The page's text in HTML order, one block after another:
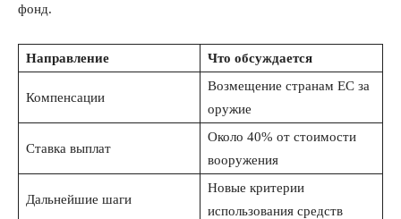
фонд.
Направление Что обсуждается
Компенсации
Возмещение странам ЕС за
оружие
Ставка выплат
Около 40% от стоимости
вооружения
Дальнейшие шаги
Новые критерии
использования средств